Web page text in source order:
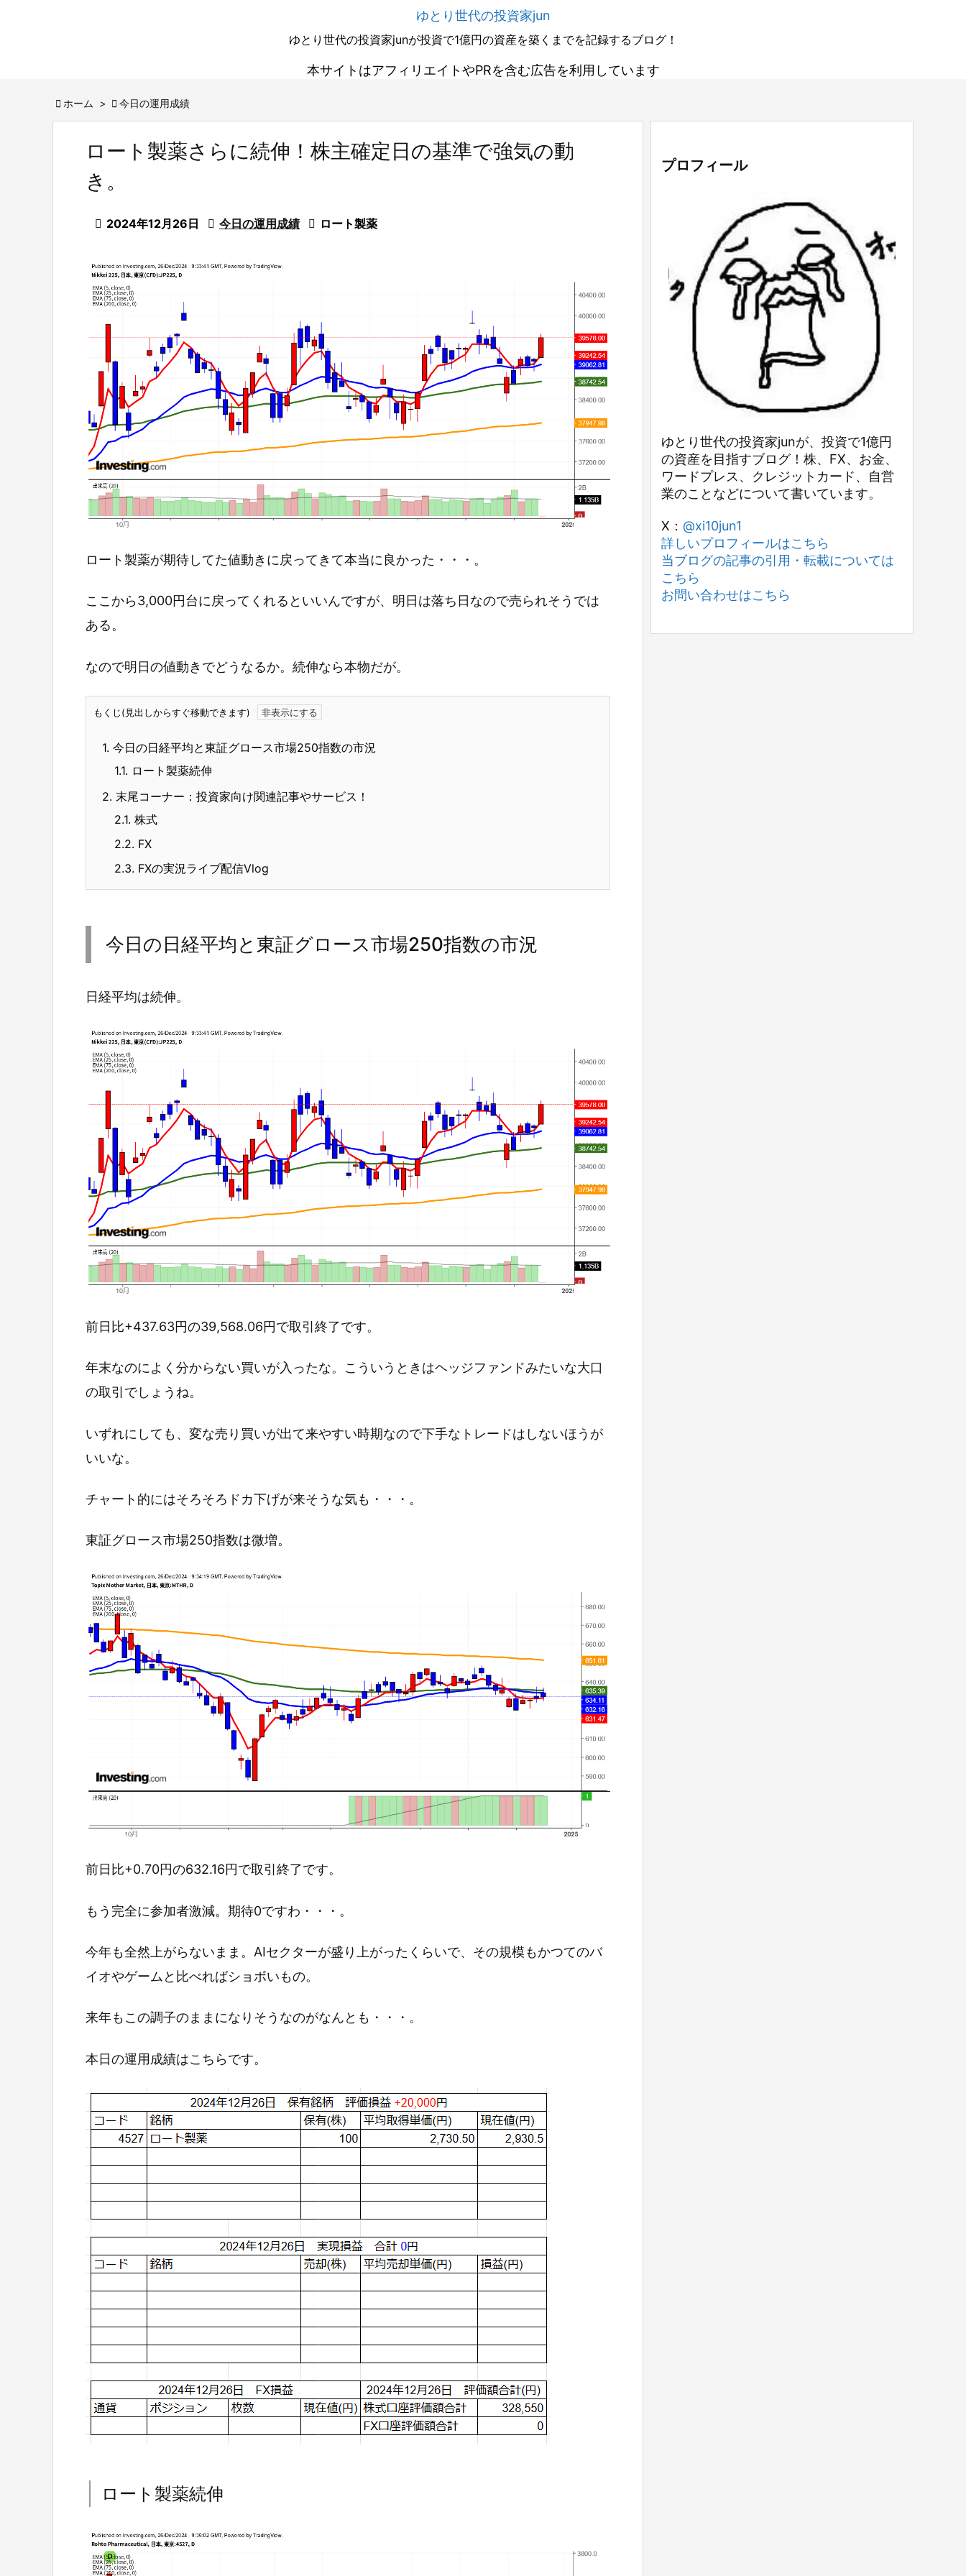
ゆとり世代の投資家jun
ゆとり世代の投資家junが投資で1億円の資産を築くまでを記録するブログ！
本サイトはアフィリエイトやPRを含む広告を利用しています
 ホーム >  今日の運用成績
ロート製薬さらに続伸！株主確定日の基準で強気の動
き。
 2024年12月26日  今日の運用成績  ロート製薬
ロート製薬が期待してた値動きに戻ってきて本当に良かった・・・。
ここから3,000円台に戻ってくれるといいんですが、明日は落ち日なので売られそうでは
ある。
なので明日の値動きでどうなるか。続伸なら本物だが。
もくじ(見出しからすぐ移動できます)
1. 今日の日経平均と東証グロース市場250指数の市況
1.1. ロート製薬続伸
2. 末尾コーナー：投資家向け関連記事やサービス！
2.1. 株式
2.2. FX
2.3. FXの実況ライブ配信Vlog
今日の日経平均と東証グロース市場250指数の市況
日経平均は続伸。
前日比+437.63円の39,568.06円で取引終了です。
年末なのによく分からない買いが入ったな。こういうときはヘッジファンドみたいな大口
の取引でしょうね。
いずれにしても、変な売り買いが出て来やすい時期なので下手なトレードはしないほうが
いいな。
チャート的にはそろそろドカ下げが来そうな気も・・・。
東証グロース市場250指数は微増。
前日比+0.70円の632.16円で取引終了です。
もう完全に参加者激減。期待0ですわ・・・。
今年も全然上がらないまま。AIセクターが盛り上がったくらいで、その規模もかつてのバ
イオやゲームと比べればショボいもの。
来年もこの調子のままになりそうなのがなんとも・・・。
本日の運用成績はこちらです。
ロート製薬続伸
プロフィール
ゆとり世代の投資家junが、投資で1億円
の資産を目指すブログ！株、FX、お金、
ワードプレス、クレジットカード、自営
業のことなどについて書いています。
X： @xi10jun1
詳しいプロフィールはこちら
当ブログの記事の引用・転載については
こちら
お問い合わせはこちら